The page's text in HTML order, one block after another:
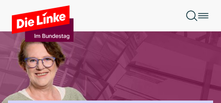
Zum Hauptinhalt springen